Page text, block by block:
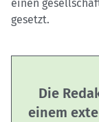
einen
gesetzt.
Die
einem